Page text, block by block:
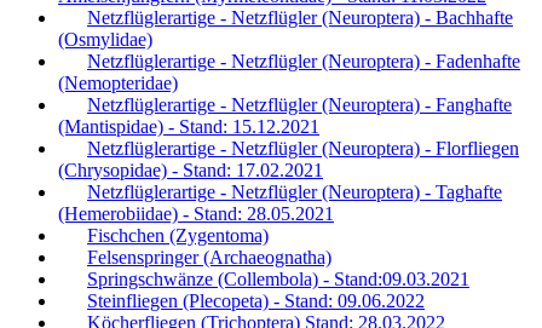
Netzflüglerartige - Netzflügler (Neuroptera) - Bachhafte
(Osmylidae)
Netzflüglerartige - Netzflügler (Neuroptera) - Fadenhafte
(Nemopteridae)
Netzflüglerartige - Netzflügler (Neuroptera) - Fanghafte
(Mantispidae) - Stand: 15.12.2021
Netzflüglerartige - Netzflügler (Neuroptera) - Florfliegen
(Chrysopidae) - Stand: 17.02.2021
Netzflüglerartige - Netzflügler (Neuroptera) - Taghafte
(Hemerobiidae) - Stand: 28.05.2021
Fischchen (Zygentoma)
Felsenspringer (Archaeognatha)
Springschwänze (Collembola) - Stand:09.03.2021
Steinfliegen (Plecopeta) - Stand: 09.06.2022
Köcherfliegen (Trichoptera) Stand: 28.03.2022